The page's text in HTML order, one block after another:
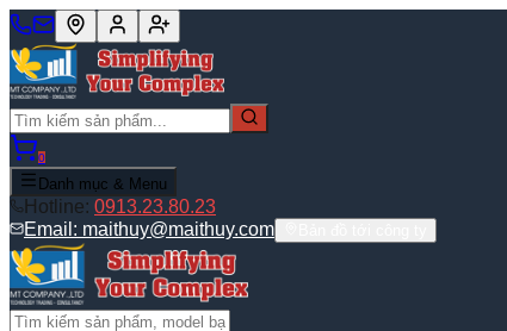
0
Danh mục & Menu
Hotline: 0913.23.80.23
Email: maithuy@maithuy.com